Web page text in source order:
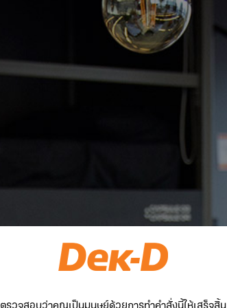
ตรวจสอบว่าคุณเป็นมนุษย์ด้วยการทำคำสั่งนี้ให้เสร็จสิ้น